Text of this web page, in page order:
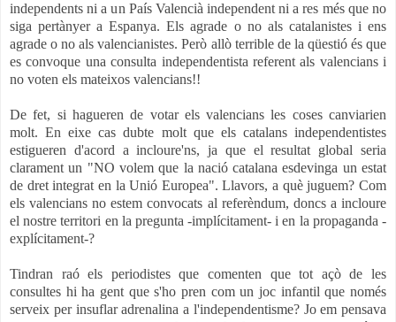
independents ni a un País Valencià independent ni a res més que no
siga pertànyer a Espanya. Els agrade o no als catalanistes i ens
agrade o no als valencianistes. Però allò terrible de la qüestió és que
es convoque una consulta independentista referent als valencians i
no voten els mateixos valencians!!
De fet, si hagueren de votar els valencians les coses canviarien
molt. En eixe cas dubte molt que els catalans independentistes
estigueren d'acord a incloure'ns, ja que el resultat global seria
clarament un "NO volem que la nació catalana esdevinga un estat
de dret integrat en la Unió Europea". Llavors, a què juguem? Com
els valencians no estem convocats al referèndum, doncs a incloure
el nostre territori en la pregunta -implícitament- i en la propaganda -
explícitament-?
Tindran raó els periodistes que comenten que tot açò de les
consultes hi ha gent que s'ho pren com un joc infantil que només
serveix per insuflar adrenalina a l'independentisme? Jo em pensava